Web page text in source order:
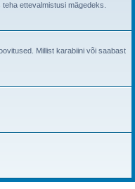
ettevalmistusi mägedeks.
Millist karabiini või saabast